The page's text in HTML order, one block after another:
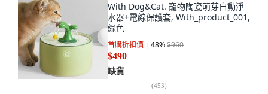
With Dog&Cat. 寵物陶瓷萌芽自動淨
水器+電線保護套, With_product_001,
綠色
首購折扣價 48%$960
$490
缺貨
(453)